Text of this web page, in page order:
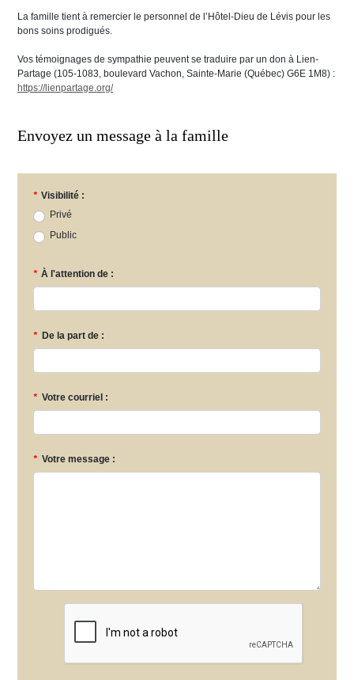
La famille tient à remercier le personnel de l’Hôtel-Dieu de Lévis pour les
bons soins prodigués.
Vos témoignages de sympathie peuvent se traduire par un don à Lien-
Partage (105-1083, boulevard Vachon, Sainte-Marie (Québec) G6E 1M8) :
https://lienpartage.org/
Envoyez un message à la famille
* Visibilité :
Privé
Public
* À l'attention de :
* De la part de :
* Votre courriel :
* Votre message :